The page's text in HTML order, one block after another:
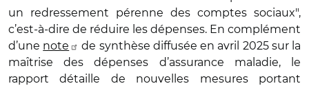
un redressement pérenne des comptes sociaux",
c’est-à-dire de réduire les dépenses. En complément
d’une note
de synthèse diffusée en avril 2025 sur la
maîtrise des dépenses d’assurance maladie, le
rapport détaille de nouvelles mesures portant